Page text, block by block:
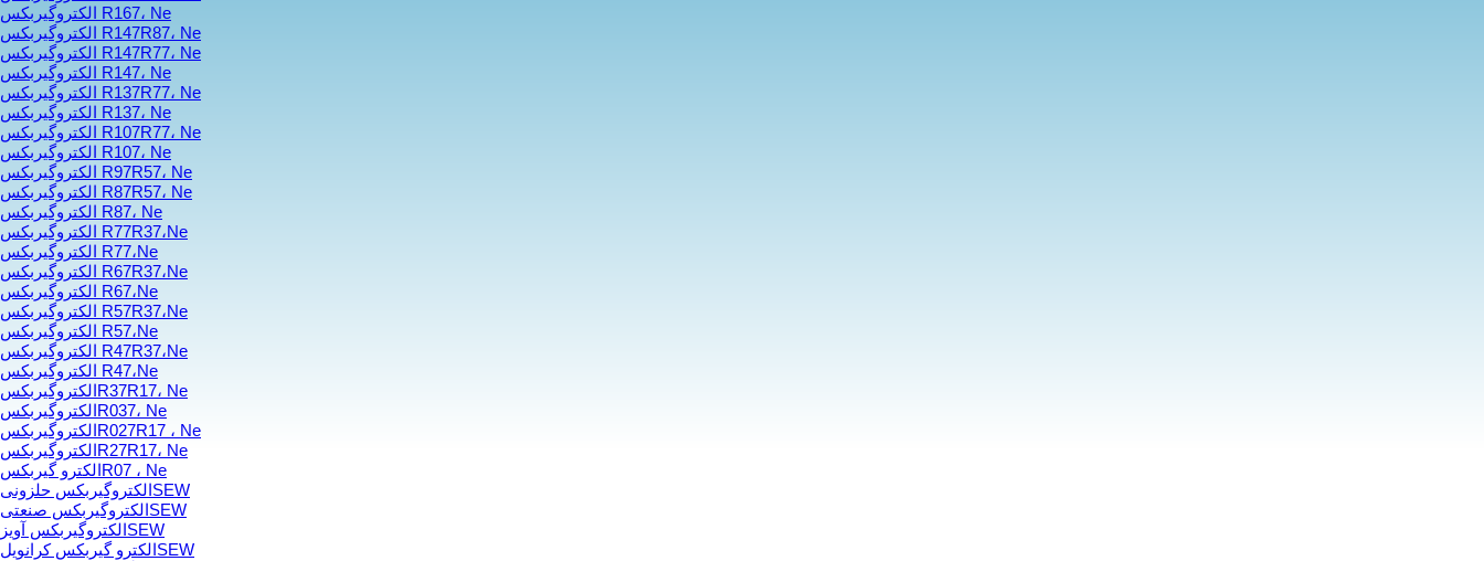
الکتروگیربکس R167، Ne
الکتروگیربکس R147R87، Ne
الکتروگیربکس R147R77، Ne
الکتروگیربکس R147، Ne
الکتروگیربکس R137R77، Ne
الکتروگیربکس R137، Ne
الکتروگیربکس R107R77، Ne
الکتروگیربکس R107، Ne
الکتروگیربکس R97R57، Ne
الکتروگیربکس R87R57، Ne
الکتروگیربکس R87، Ne
الکتروگیربکس R77R37،Ne
الکتروگیربکس R77،Ne
الکتروگیربکس R67R37،Ne
الکتروگیربکس R67،Ne
الکتروگیربکس R57R37،Ne
الکتروگیربکس R57،Ne
الکتروگیربکس R47R37،Ne
الکتروگیربکس R47،Ne
الکتروگیربکسR37R17، Ne
الکتروگیربکسR037، Ne
الکتروگیربکسR027R17 ، Ne
الکتروگیربکسR27R17، Ne
الکترو گیربکسR07 ، Ne
الکتروگیربکس حلزونیSEW
الکتروگیربکس صنعتیSEW
الکتروگیربکس آویزSEW
الکترو گیربکس کرانویلSEW